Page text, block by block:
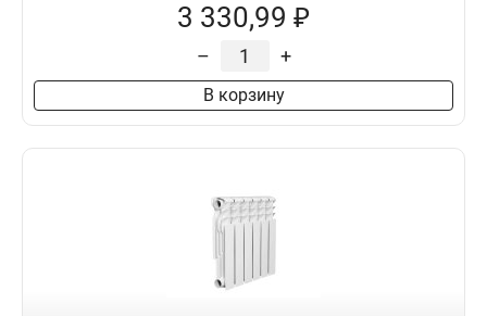
3 330,99 ₽
– +
В корзину